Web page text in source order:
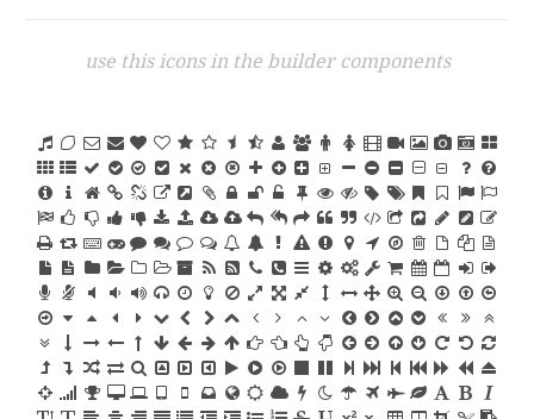
use this icons in the builder components